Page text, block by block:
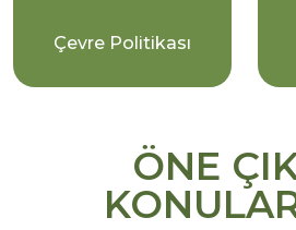
Çevre Politikası
ÖNE